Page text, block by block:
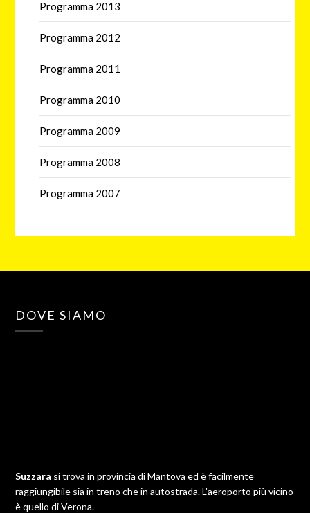
Programma 2013
Programma 2012
Programma 2011
Programma 2010
Programma 2009
Programma 2008
Programma 2007
DOVE SIAMO
Suzzara si trova in provincia di Mantova ed è facilmente
raggiungibile sia in treno che in autostrada. L'aeroporto più vicino
è quello di Verona.